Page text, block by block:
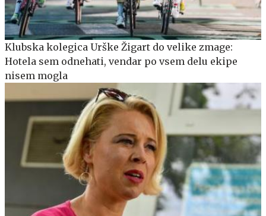
Klubska kolegica Urške Žigart do velike zmage:
Hotela sem odnehati, vendar po vsem delu ekipe
nisem mogla